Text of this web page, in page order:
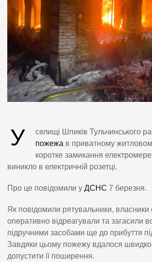
У
селищі Шпиків Тульчинського
пожежа в приватному
коротке замикання
виникло в електричній розетці.
Про це повідомили у ДСНС 7 березня.
Як повідомили рятувальники, власники
оперативно відреагували та загасили
підручними засобами ще до прибуття
Завдяки цьому пожежу вдалося швидко
допустити її поширення.